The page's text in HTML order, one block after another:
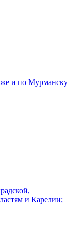
и по Мурманску
и Карелии;